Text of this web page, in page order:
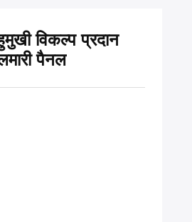
विकल्प प्रदान
पैनल